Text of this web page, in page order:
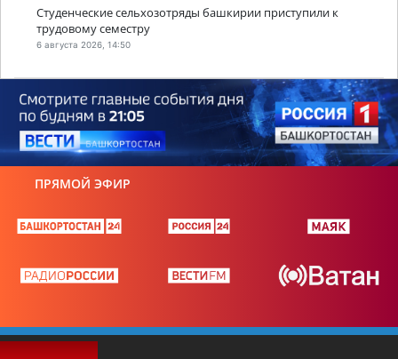
Студенческие сельхозотряды башкирии приступили к
трудовому семестру
6 августа 2026, 14:50
ПРЯМОЙ ЭФИР